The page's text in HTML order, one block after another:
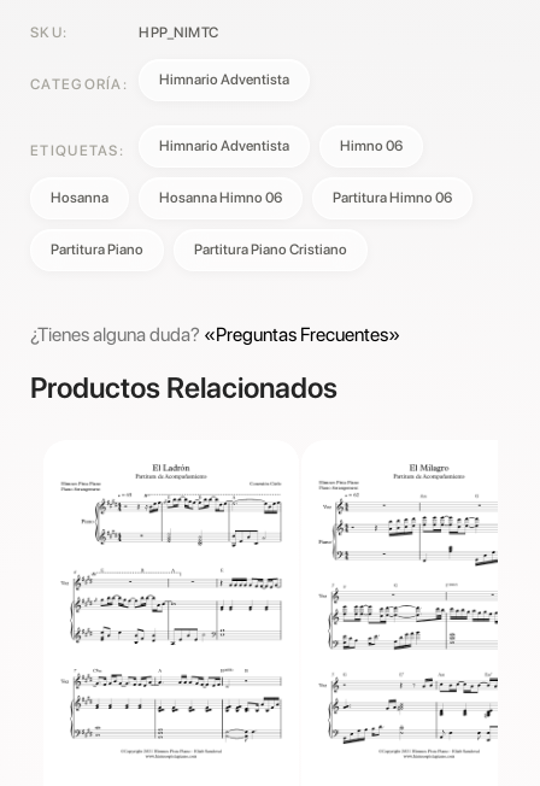
SKU: HPP_NIMTC
CATEGORÍA: Himnario Adventista
ETIQUETAS: Himnario Adventista Himno 06
Hosanna Hosanna Himno 06 Partitura Himno 06
Partitura Piano Partitura Piano Cristiano
¿Tienes alguna duda? «Preguntas Frecuentes»
Productos Relacionados